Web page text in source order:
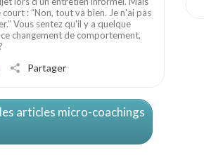
: “Non, tout va bien. Je n'ai pas
Vous sentez qu'il y a quelque
changement de comportement,
Partager
articles micro-coachings